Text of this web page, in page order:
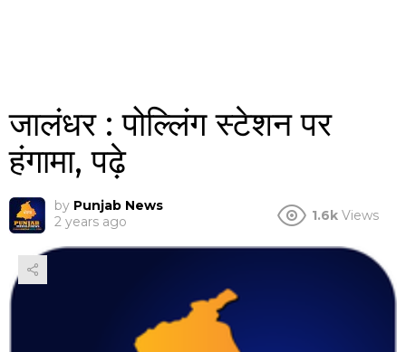
जालंधर : पोल्लिंग स्टेशन पर
हंगामा, पढ़े
by Punjab News
2 years ago
1.6k Views